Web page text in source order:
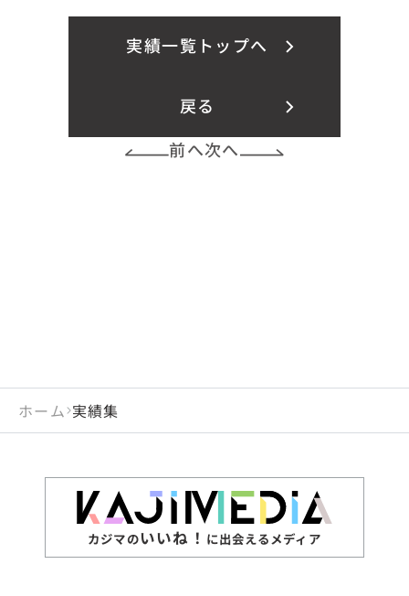
実績一覧トップへ
戻る
前へ次へ
ホーム 実績集
カジマのいいね！ に出会えるメディア